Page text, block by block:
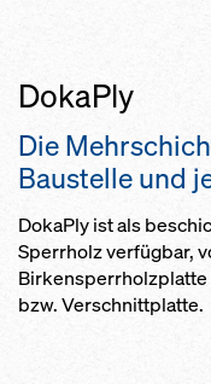
DokaPly
Die
Baustelle und
DokaPly ist als
Sperrholz verfügbar,
Birkensperrholzplatte
bzw. Verschnittplatte.